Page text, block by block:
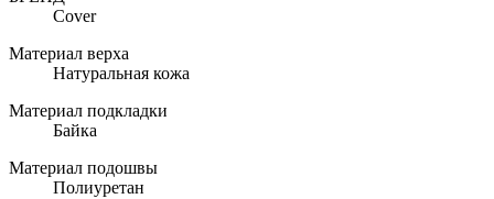
Cover
Материал верха
Натуральная кожа
Материал подкладки
Байка
Материал подошвы
Полиуретан